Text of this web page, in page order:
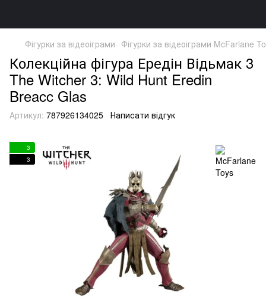
Фігурки за відеоіграми Фігурки за відеоіграми McFarlane
Колекційна фігура Ередін Відьмак 3
The Witcher 3: Wild Hunt Eredin
Breacc Glas
Артикул: 787926134025 Написати відгук
3
3